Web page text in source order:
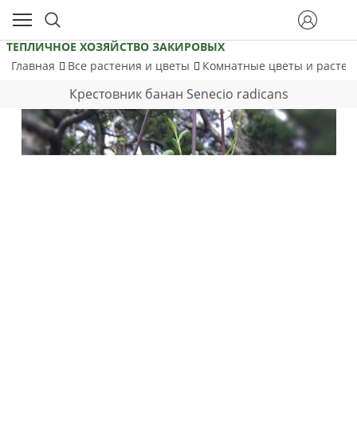
ТЕПЛИЧНОЕ ХОЗЯЙСТВО ЗАКИРОВЫХ
Главная
Все растения и цветы Комнатные цветы и
Крестовник банан Senecio radicans